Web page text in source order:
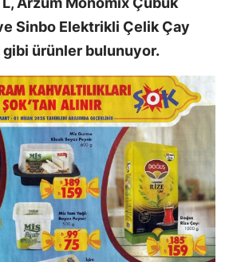
Sinbo Elektrikli Çelik Çay
ürünler bulunuyor.